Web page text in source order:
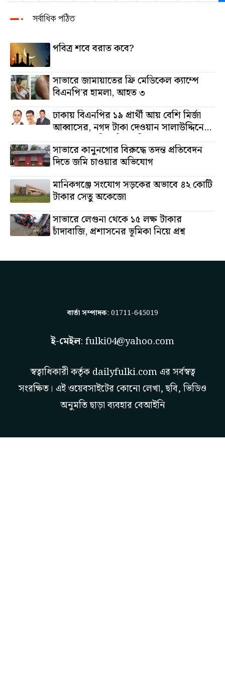
সর্বাধিক পঠিত
পবিত্র শবে বরাত কবে?
সাভারে জামায়াতের ফ্রি মেডিকেল ক্যাম্পে
বিএনপি’র হামলা, আহত ৩
ঢাকায় বিএনপির ১৯ প্রার্থী আয় বেশি মির্জা
আব্বাসের, নগদ টাকা দেওয়ান সালাউদ্দিনের,
অস্থাবর সম্পত্তি তমিজউদ্দিনের
সাভারে কানুনগোর বিরুদ্ধে তদন্ত প্রতিবেদন
দিতে জমি চাওয়ার অভিযোগ
মানিকগঞ্জে সংযোগ সড়কের অভাবে ৪২ কোটি
টাকার সেতু অকেজো
সাভারে লেগুনা থেকে ১৫ লক্ষ টাকার
চাঁদাবাজি, প্রশাসনের ভূমিকা নিয়ে প্রশ্ন
বার্তা সম্পাদক: 01711-645019
ই-মেইল: fulki04@yahoo.com
স্বত্বাধিকারী কর্তৃক dailyfulki.comএর সর্বস্বত্ব
সংরক্ষিত। এই ওয়েবসাইটের কোনো লেখা, ছবি, ভিডিও
অনুমতি ছাড়া ব্যবহার বেআইনি